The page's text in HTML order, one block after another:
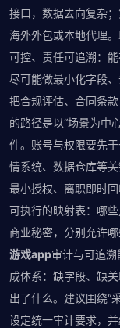
接口，数据去向复杂
海外外包或本地代理
可控、责任可追溯：
尽可能做最小化字段
把合规评估、合同条
的路径是以“场景为中
件。账号与权限要先
情系统、数据仓库等
最小授权、离职即时
可执行的映射表：哪
商业秘密，分别允许
游戏app审计与可追溯
成体系：缺字段、缺
出了什么。建议围绕
设定统一审计要求，